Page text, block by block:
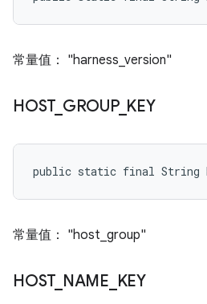
常量值： "harness_version"
HOST_ GROUP_ KEY
public static final String
常量值： "host_group"
HOST_ NAME KEY